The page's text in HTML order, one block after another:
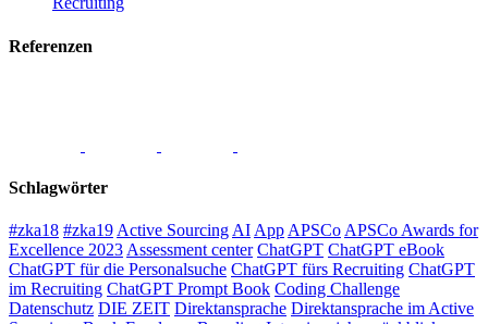
Referenzen
Schlagwörter
#zka18 #zka19Active SourcingAIAppAPSCoAPSCo Awards for
Excellence 2023Assessment center ChatGPT ChatGPT eBook
ChatGPT für die Personalsuche ChatGPT fürs Recruiting ChatGPT
im Recruiting ChatGPT Prompt Book Coding Challenge
Datenschutz DIE ZEIT Direktansprache Direktansprache im Active